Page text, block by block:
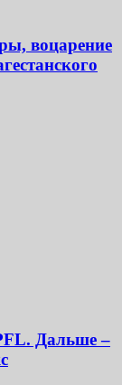
воцарение
Дальше –